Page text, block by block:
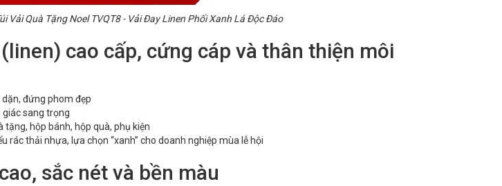
Vải Quà Tặng Noel TVQT8 - Vải Đay Linen Phối Xanh Lá Độc Đáo
cao cấp, cứng cáp và thân thiện môi
đứng phom đẹp
giác sang trọng
hộp bánh, hộp quà, phụ kiện
rác thải nhựa, lựa chọn “xanh” cho doanh nghiệp mùa lễ hội
sắc nét và bền màu